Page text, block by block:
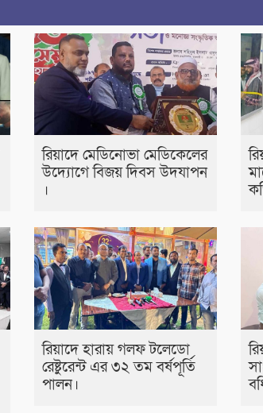
রিয়াদে মেডিনোভা মেডিকেলের
উদ্যোগে বিজয় দিবস উদযাপন
।
রিয়াদে হারায় গলফ টলেডো
রেষ্টুরেন্ট এর ৩২ তম বর্ষপূর্তি
পালন।